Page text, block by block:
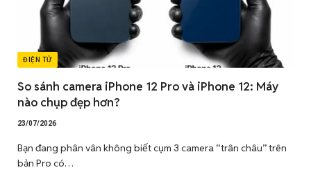
ĐIỆN TỬ
So sánh camera iPhone 12 Pro và iPhone 12: Máy
nào chụp đẹp hơn?
23/07/2026
Bạn đang phân vân không biết cụm 3 camera “trân châu” trên
bản Pro có…